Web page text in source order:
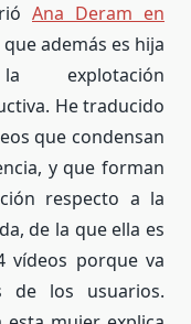
Ana Deram en
que además es hija
explotación
He traducido
que condensan
y que forman
respecto a la
de la que ella es
vídeos porque va
de los usuarios.